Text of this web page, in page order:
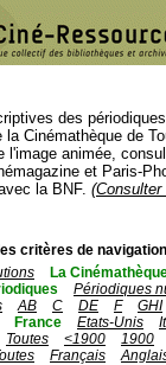
des
la Cinémathèque de
l'image animée,
et Paris-
la BNF.
critères de
La
Périodiques
AB C DE F
GHI
France Etats-Unis
Toutes <1900
1900
Français